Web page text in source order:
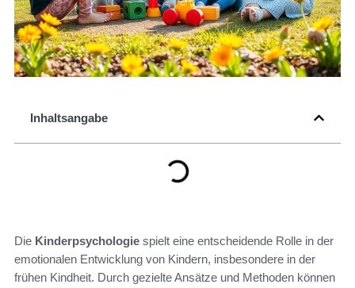
Inhaltsangabe
Die Kinderpsychologie spielt eine entscheidende Rolle in der
emotionalen Entwicklung von Kindern, insbesondere in der
frühen Kindheit. Durch gezielte Ansätze und Methoden können